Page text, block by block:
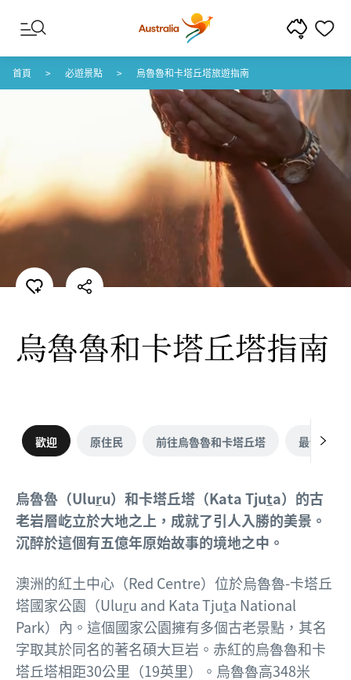
跳至內容
跳至頁尾導覽
首頁 必遊景點 烏魯魯和卡塔丘塔旅遊指南
烏魯魯和卡塔丘塔指南
歡迎 原住民 前往烏魯魯和卡塔丘塔 最佳旅遊
烏魯魯（Uluru）和卡塔丘塔（Kata Tjuta）的古
老岩層屹立於大地之上，成就了引人入勝的美景。
沉醉於這個有五億年原始故事的境地之中。
澳洲的紅土中心（Red Centre）位於烏魯魯-卡塔丘
塔國家公園（Uluru and Kata Tjuta National
Park）內。這個國家公園擁有多個古老景點，其名
字取其於同名的著名碩大巨岩。赤紅的烏魯魯和卡
塔丘塔相距30公里（19英里）。 烏魯魯高348米